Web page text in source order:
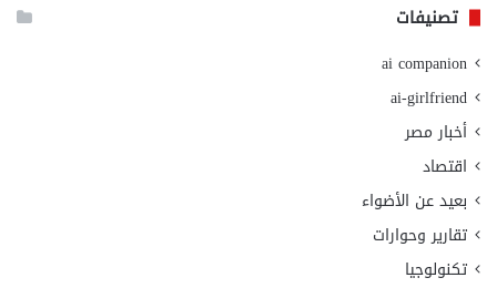
تصنيفات
ai companion
ai-girlfriend
أخبار مصر
اقتصاد
بعيد عن الأضواء
تقارير وحوارات
تكنولوجيا